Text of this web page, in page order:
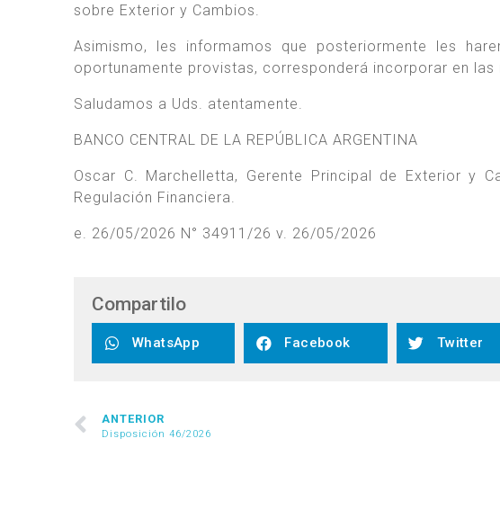
sobre Exterior y Cambios.
Asimismo, les informamos que posteriormente les
oportunamente provistas, corresponderá incorporar en las
Saludamos a Uds. atentamente.
BANCO CENTRAL DE LA REPÚBLICA ARGENTINA
Oscar C. Marchelletta, Gerente Principal de Exterior y
Regulación Financiera.
e. 26/05/2026 N° 34911/26 v. 26/05/2026
Compartilo
WhatsApp Facebook Twitter
ANTERIOR
Disposición 46/2026